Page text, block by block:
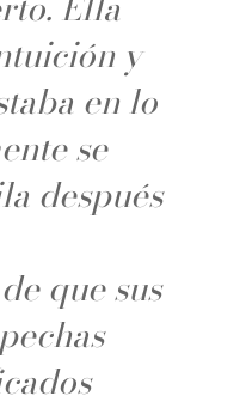
y
en lo
se
después
que sus